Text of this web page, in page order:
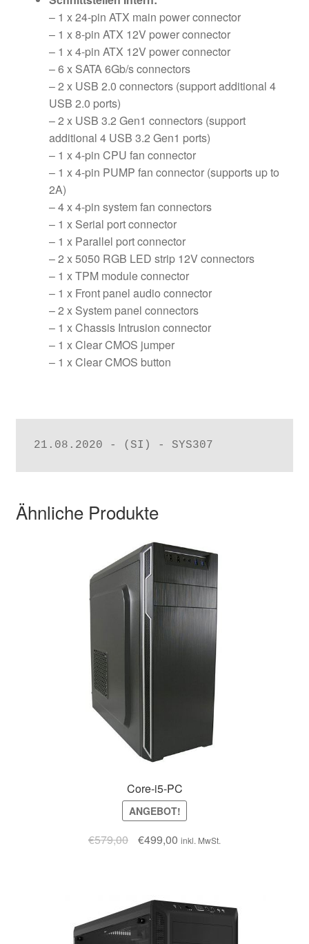
– 1 x 24-pin ATX main power connector
– 1 x 8-pin ATX 12V power connector
– 1 x 4-pin ATX 12V power connector
– 6 x SATA 6Gb/s connectors
– 2 x USB 2.0 connectors (support additional 4
USB 2.0 ports)
– 2 x USB 3.2 Gen1 connectors (support
additional 4 USB 3.2 Gen1 ports)
– 1 x 4-pin CPU fan connector
– 1 x 4-pin PUMP fan connector (supports up to
2A)
– 4 x 4-pin system fan connectors
– 1 x Serial port connector
– 1 x Parallel port connector
– 2 x 5050 RGB LED strip 12V connectors
– 1 x TPM module connector
– 1 x Front panel audio connector
– 2 x System panel connectors
– 1 x Chassis Intrusion connector
– 1 x Clear CMOS jumper
– 1 x Clear CMOS button
21.08.2020 - (SI) - SYS307
Ähnliche Produkte
Core-i5-PC
ANGEBOT!
€579,00 €499,00 inkl. MwSt.